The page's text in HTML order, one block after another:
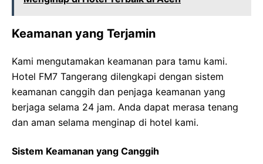
Keamanan yang Terjamin
Kami mengutamakan keamanan para tamu kami.
Hotel FM7 Tangerang dilengkapi dengan sistem
keamanan canggih dan penjaga keamanan yang
berjaga selama 24 jam. Anda dapat merasa tenang
dan aman selama menginap di hotel kami.
Sistem Keamanan yang Canggih